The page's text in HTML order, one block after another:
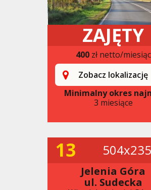
ZAJĘTY
400zł netto/miesiąc
Zobacz lokalizację
Minimalny okres
3 miesiące
13
Jelenia Góra
ul. Sudecka